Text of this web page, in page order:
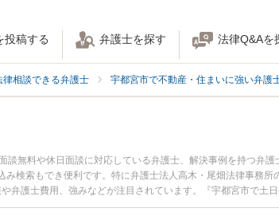
投稿する 弁護士を探す 法律Q&Aを
律相談できる弁護士 宇都宮市で不動産・住まいに強い弁護
無料や休日面談に対応している弁護士、解決事例を持つ弁
検索もでき便利です。特に弁護士法人高木・尾畑法律事務
弁護士費用、強みなどが注目されています。『宇都宮市で土
の弁護士を検索したい』『初回相談無料で事故物件を法律相